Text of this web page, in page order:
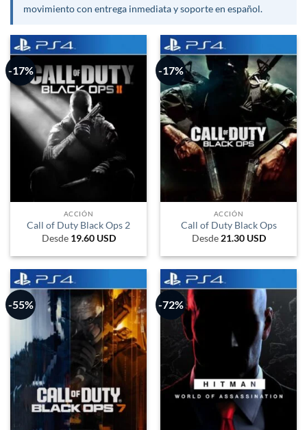
movimiento con entrega inmediata y soporte en español.
-17%
ACCIÓN
Call of Duty Black Ops 2
Desde 19.60 USD
-17%
ACCIÓN
Call of Duty Black Ops
Desde 21.30 USD
-55% -72%